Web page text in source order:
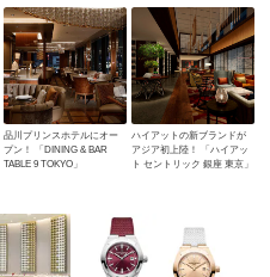
品川プリンスホテルにオー
プン！ 「DINING & BAR
TABLE 9 TOKYO」
ハイアットの新ブランドが
アジア初上陸！ 「ハイアッ
ト セントリック 銀座 東京」